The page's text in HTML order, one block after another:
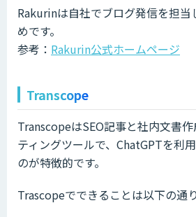
Rakurinは自社でブログ発信を担当
めです。
参考： Rakurin公式ホームページ
Transcope
TranscopeはSEO記事と社内文書
ティングツールで、ChatGPTを利
のが特徴的です。
Trascopeでできることは以下の通り